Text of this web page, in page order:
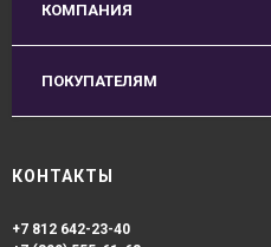
КОМПАНИЯ
ПОКУПАТЕЛЯМ
КОНТАКТЫ
+7 812 642-23-40